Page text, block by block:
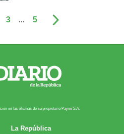
3 ... 5
en las oficinas de su propietario Payn​é S.A.
La República